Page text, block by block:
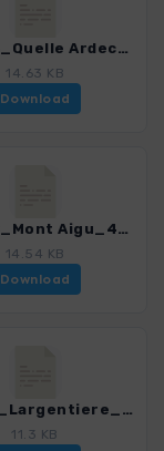
Cev_06_Quelle Ardeche_4323_4.gpx
14.63 KB
Download
Cev_08_Mont Aigu_4323_4.gpx
14.54 KB
Download
Cev_10_Largentiere_4323_4.gpx
11.3 KB